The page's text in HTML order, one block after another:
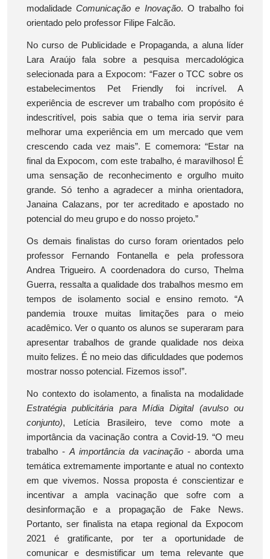
modalidadeComunicação e Inovação. O trabalho foi
orientado pelo professor Filipe Falcão.
No curso de Publicidade e Propaganda, a aluna líder
Lara Araújo fala sobre a pesquisa mercadológica
selecionada para a Expocom: “Fazer o TCC sobre os
estabelecimentos Pet Friendly foi incrível. A
experiência de escrever um trabalho com propósito é
indescritível, pois sabia que o tema iria servir para
melhorar uma experiência em um mercado que vem
crescendo cada vez mais”. E comemora: “Estar na
final da Expocom, com este trabalho, é maravilhoso! É
uma sensação de reconhecimento e orgulho muito
grande. Só tenho a agradecer a minha orientadora,
Janaina Calazans, por ter acreditado e apostado no
potencial do meu grupo e do nosso projeto.”
Os demais finalistas do curso foram orientados pelo
professor Fernando Fontanella e pela professora
Andrea Trigueiro. A coordenadora do curso, Thelma
Guerra, ressalta a qualidade dos trabalhos mesmo em
tempos de isolamento social e ensino remoto. “A
pandemia trouxe muitas limitações para o meio
acadêmico. Ver o quanto os alunos se superaram para
apresentar trabalhos de grande qualidade nos deixa
muito felizes. É no meio das dificuldades que podemos
mostrar nosso potencial. Fizemos isso!”.
No contexto do isolamento, a finalista na modalidade
Estratégia publicitária para Mídia Digital (avulso ou
conjunto), Letícia Brasileiro, teve como mote a
importância da vacinação contra a Covid-19. “O meu
trabalho - A importância da vacinação - aborda uma
temática extremamente importante e atual no contexto
em que vivemos. Nossa proposta é conscientizar e
incentivar a ampla vacinação que sofre com a
desinformação e a propagação de Fake News.
Portanto, ser finalista na etapa regional da Expocom
2021 é gratificante, por ter a oportunidade de
comunicar e desmistificar um tema relevante que